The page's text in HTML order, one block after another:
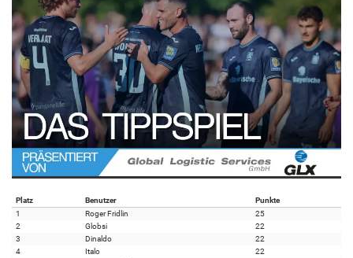
Platz Benutzer
Punkte
1
Roger Fridlin
25
2
Globsi
22
3
Dinaldo
22
4
Italo
22